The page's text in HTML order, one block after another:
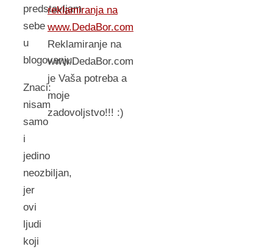
predstavljam
sebe
u
blogovanju.
Znaci:
nisam
samo
i
jedino
neozbiljan,
jer
ovi
ljudi
koji
reklamiranja na
www.DedaBor.com
Reklamiranje na
www.DedaBor.com
je Vaša potreba a
moje
zadovoljstvo!!! :)